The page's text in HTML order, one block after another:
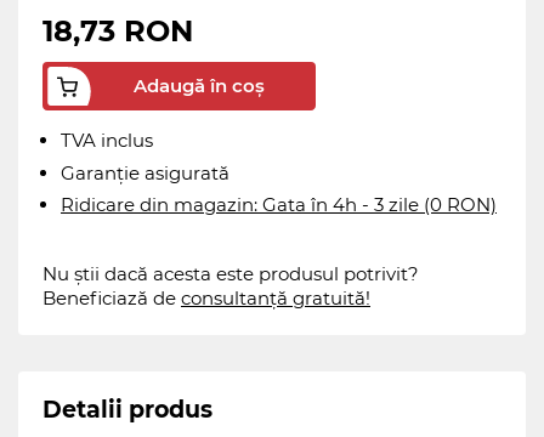
18,73 RON
Adaugă în coș
TVA inclus
Garanție asigurată
Ridicare din magazin: Gata în 4h - 3 zile (0 RON)
Nu știi dacă acesta este produsul potrivit?
Beneficiază de consultanță gratuită!
Detalii produs